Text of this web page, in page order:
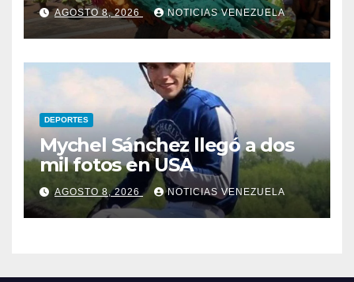
AGOSTO 8, 2026 NOTICIAS VENEZUELA
DEPORTES
Mychel Sánchez llegó a dos
mil fotos en USA
AGOSTO 8, 2026 NOTICIAS VENEZUELA